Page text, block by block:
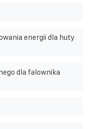
energii dla huty
dla falownika